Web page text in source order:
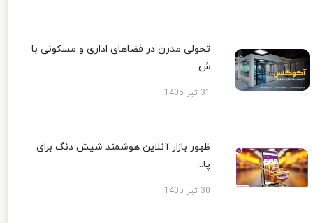
تحولی مدرن در فضاهای اداری و مسکونی با
ش...
ظهور بازار آنلاین هوشمند شیش دنگ برای
پا...
30 تیر 1405